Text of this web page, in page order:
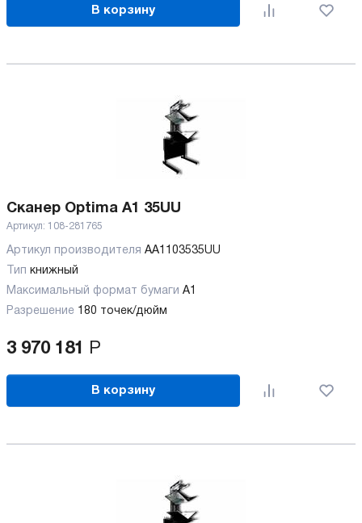
В корзину
Сканер Optima A1 35UU
Артикул: 108-281765
Артикул производителя AA1103535UU
Тип книжный
Максимальный формат бумаги А1
Разрешение 180 точек/дюйм
3 970 181 Р
В корзину